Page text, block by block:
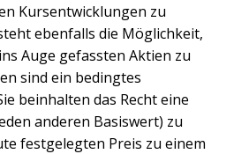
Kursentwicklungen zu
ebenfalls die Möglichkeit,
Auge gefassten Aktien zu
sind ein bedingtes
beinhalten das Recht eine
anderen Basiswert) zu
festgelegten Preis zu einem